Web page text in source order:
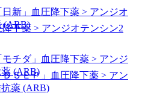
新」
血圧降下薬 > アンジオ
(ARB)
チダ」
血圧降下薬 > アンジ
(ARB)
降下薬 > アンジオテンシン2
ＳＥＰ」
血圧降下薬 > アン
薬 (ARB)